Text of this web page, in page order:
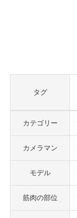
タグ
カテゴリー
カメラマン
モデル
筋肉の部位